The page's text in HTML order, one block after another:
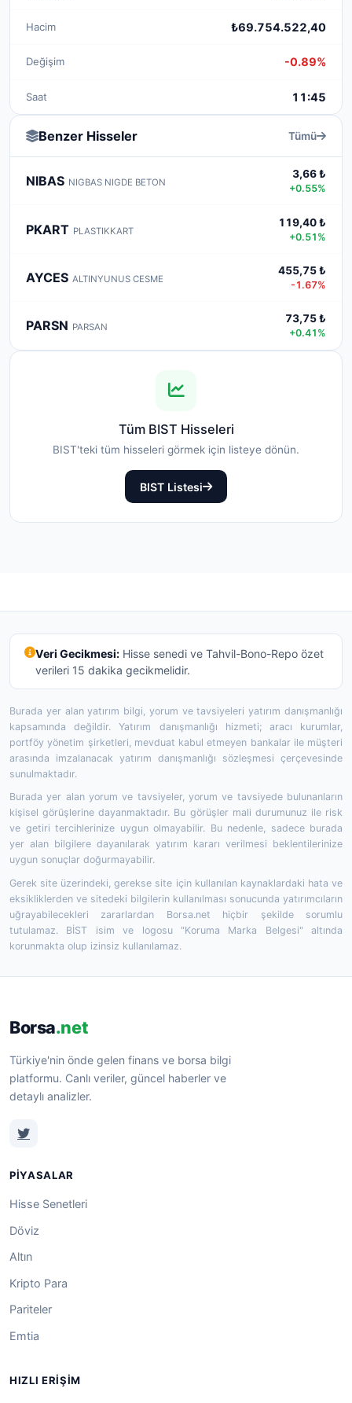
Hacim ₺69.754.522,40
Değişim -0.89%
Saat 11:45
Benzer Hisseler Tümü
NIBAS NIGBAS NIGDE BETON
3,66 ₺
+0.55%
PKART PLASTIKKART
119,40 ₺
+0.51%
AYCES ALTINYUNUS CESME
455,75 ₺
-1.67%
PARSN PARSAN
73,75 ₺
+0.41%
Tüm BIST Hisseleri
BIST'teki tüm hisseleri görmek için listeye dönün.
BIST Listesi
Veri Gecikmesi:Hisse senedi ve Tahvil-Bono-Repo özet
verileri 15 dakika gecikmelidir.
Burada yer alan yatırım bilgi, yorum ve tavsiyeleri yatırım danışmanlığı
kapsamında değildir. Yatırım danışmanlığı hizmeti; aracı kurumlar,
portföy yönetim şirketleri, mevduat kabul etmeyen bankalar ile müşteri
arasında imzalanacak yatırım danışmanlığı sözleşmesi çerçevesinde
sunulmaktadır.
Burada yer alan yorum ve tavsiyeler, yorum ve tavsiyede bulunanların
kişisel görüşlerine dayanmaktadır. Bu görüşler mali durumunuz ile risk
ve getiri tercihlerinize uygun olmayabilir. Bu nedenle, sadece burada
yer alan bilgilere dayanılarak yatırım kararı verilmesi beklentilerinize
uygun sonuçlar doğurmayabilir.
Gerek site üzerindeki, gerekse site için kullanılan kaynaklardaki hata ve
eksikliklerden ve sitedeki bilgilerin kullanılması sonucunda yatırımcıların
uğrayabilecekleri zararlardan Borsa.net hiçbir şekilde sorumlu
tutulamaz. BİST isim ve logosu "Koruma Marka Belgesi" altında
korunmakta olup izinsiz kullanılamaz.
Borsa.net
Türkiye'nin önde gelen finans ve borsa bilgi
platformu. Canlı veriler, güncel haberler ve
detaylı analizler.
PIYASALAR
Hisse Senetleri
Döviz
Altın
Kripto Para
Pariteler
Emtia
HIZLI ERIŞIM